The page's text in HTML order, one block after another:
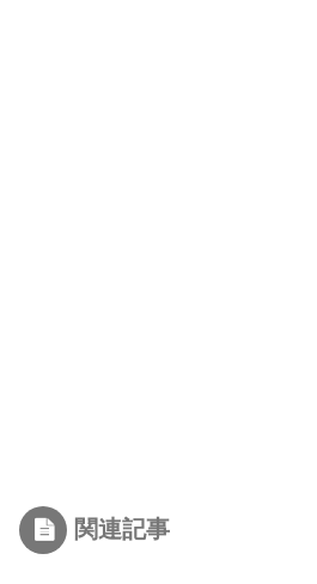
関連記事